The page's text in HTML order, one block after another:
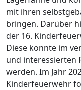
mit ihren
bringen. Darüber
der 16.
Diese konnte im
und interessierten
werden. Im Jahr
Kinderfeuerwehr